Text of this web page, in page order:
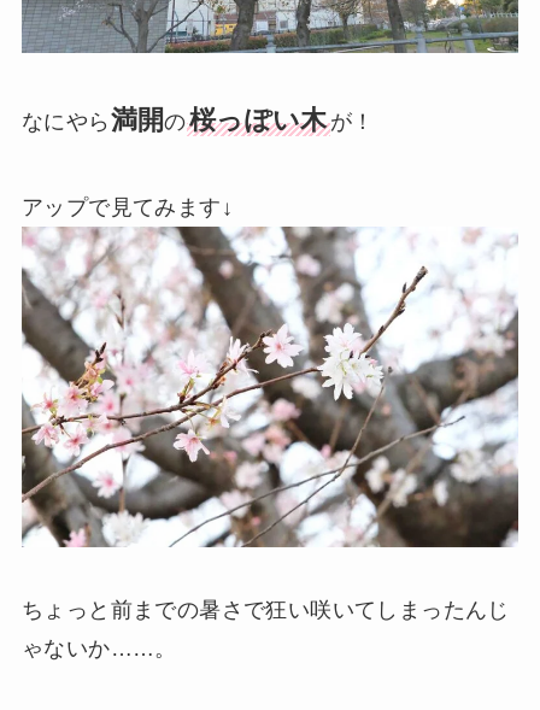
なにやら 満開の桜っぽい木が！
アップで見てみます↓
ちょっと前までの暑さで狂い咲いてしまったんじ
ゃないか……。